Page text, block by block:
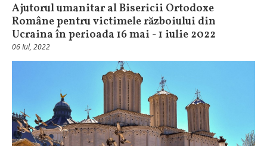
Ajutorul umanitar al Bisericii Ortodoxe
Române pentru victimele războiului din
Ucraina în perioada 16 mai - 1 iulie 2022
06 Iul, 2022